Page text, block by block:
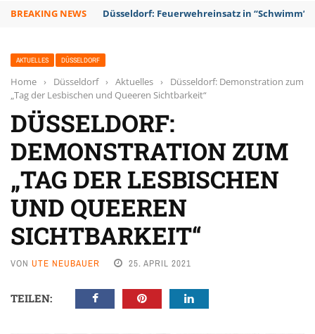
BREAKING NEWS Düsseldorf: Punk-Bahn-Fahrt mit Dosenbier
AKTUELLES DÜSSELDORF
Home › Düsseldorf › Aktuelles ›
Düsseldorf: Demonstration zum
„Tag der Lesbischen und Queeren Sichtbarkeit“
DÜSSELDORF:
DEMONSTRATION ZUM
„TAG DER LESBISCHEN
UND QUEEREN
SICHTBARKEIT“
VON UTE NEUBAUER 25. APRIL 2021
TEILEN: